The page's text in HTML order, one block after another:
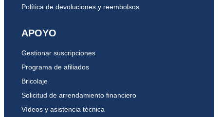
Política de devoluciones y reembolsos
APOYO
Gestionar suscripciones
Programa de afiliados
Bricolaje
Solicitud de arrendamiento financiero
Vídeos y asistencia técnica